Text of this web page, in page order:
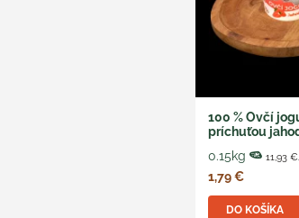
100 % Ovčí
príchuťou
0.15kg
11,93
1,79 €
DO KOŠÍKA